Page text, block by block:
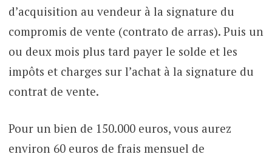
d’acquisition au vendeur à la signature du
compromis de vente (contrato de arras). Puis un
ou deux mois plus tard payer le solde et les
impôts et charges sur l’achat à la signature du
contrat de vente.
Pour un bien de 150.000 euros, vous aurez
environ 60 euros de frais mensuel de